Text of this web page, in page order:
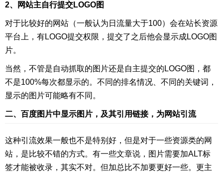
2、网站主自行提交LOGO图
对于比较好的网站（一般认为日流量大于100）会在站长资源
平台上，有LOGO提交权限，提交了之后他会显示成LOGO图
片。
当然，不管是自动抓取的图片还是自主提交的LOGO图，都
不是100%每次都显示的。不同的排名情况、不同的关键词，
显示的图片可能略有不同。
二、百度图片中显示图片，及其引用链接，为网站引流
这种引流效果一般也不是特别好，但是对于一些资源类的网
站，是比较不错的方式。有一些文章说，图片需要加ALT标
签才能被收录，其实不对。但加总比不加要更好一些。更主